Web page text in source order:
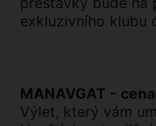
exkluzivního klubu
MANAVGAT -
Výlet, který vám